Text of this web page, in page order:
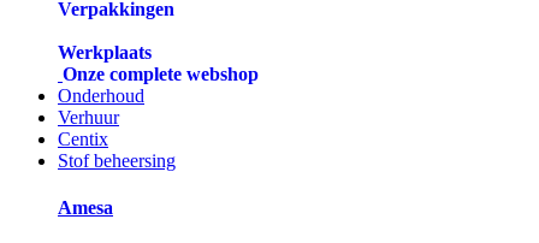
Verpakkingen
Werkplaats
Onze complete webshop
Onderhoud
Verhuur
Centix
Stof beheersing
Amesa